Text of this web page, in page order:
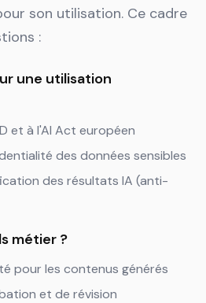
son utilisation. Ce cadre
:
une utilisation
et à l'AI Act européen
des données sensibles
des résultats IA (anti-
métier ?
pour les contenus générés
et de révision